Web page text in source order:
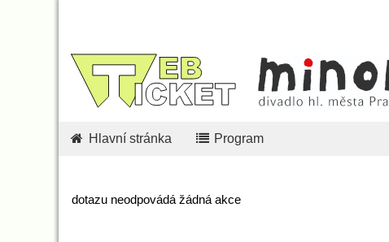
Hlavní stránka Program
dotazu neodpovádá žádná akce